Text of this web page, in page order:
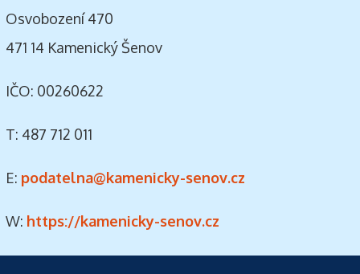
Osvobození 470
471 14 Kamenický Šenov
IČO: 00260622
T: 487 712 011
E: podatelna@kamenicky-senov.cz
W: https://kamenicky-senov.cz